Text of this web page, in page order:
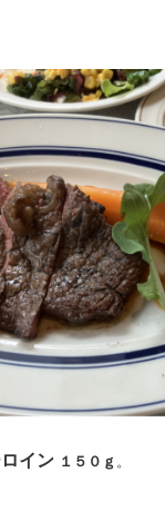
イン １５０ｇ 。